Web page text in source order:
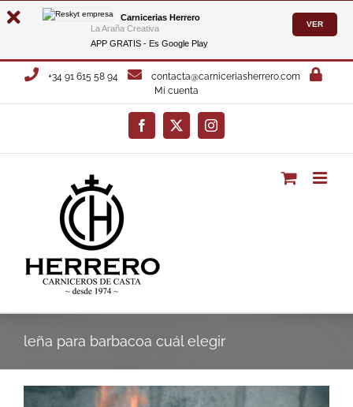
Carnicerias Herrero
La Araña Creativa
APP GRATIS - Es Google Play
VER
Saltar
+34 91 615 58 94
contacta@carniceriasherrero.com
Mi cuenta
Facebook
X Instagram
leña para barbacoa cuál elegir